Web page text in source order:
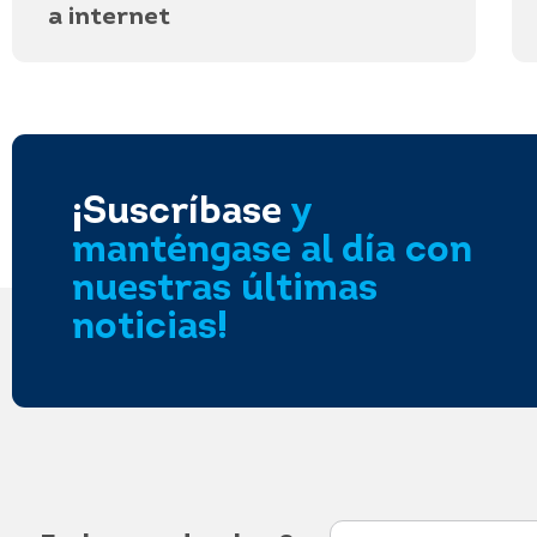
a internet
¡Suscríbase y
manténgase al día con
nuestras últimas
noticias!